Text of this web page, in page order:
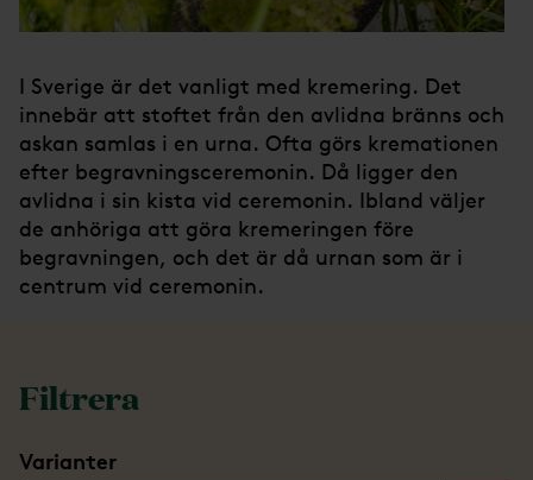
I Sverige är det vanligt med kremering. Det
innebär att stoftet från den avlidna bränns och
askan samlas i en urna. Ofta görs kremationen
efter begravningsceremonin. Då ligger den
avlidna i sin kista vid ceremonin. Ibland väljer
de anhöriga att göra kremeringen före
begravningen, och det är då urnan som är i
centrum vid ceremonin.
Filtrera
Varianter